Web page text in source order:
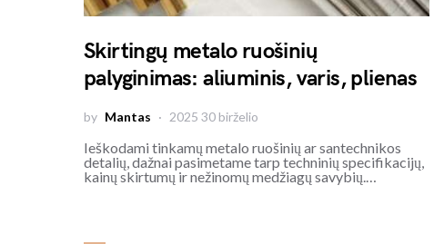
Skirtingų metalo ruošinių
palyginimas: aliuminis, varis, plienas
by Mantas 2025 30 birželio
Ieškodami tinkamų metalo ruošinių ar santechnikos
detalių, dažnai pasimetame tarp techninių specifikacijų,
kainų skirtumų ir nežinomų medžiagų savybių.…